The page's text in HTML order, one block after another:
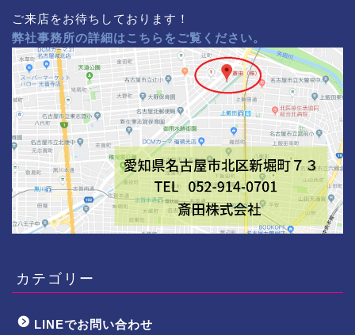
ご来店をお待ちしております！
弊社事務所の詳細はこちらをご覧ください。
カテゴリー
LINEでお問い合わせ